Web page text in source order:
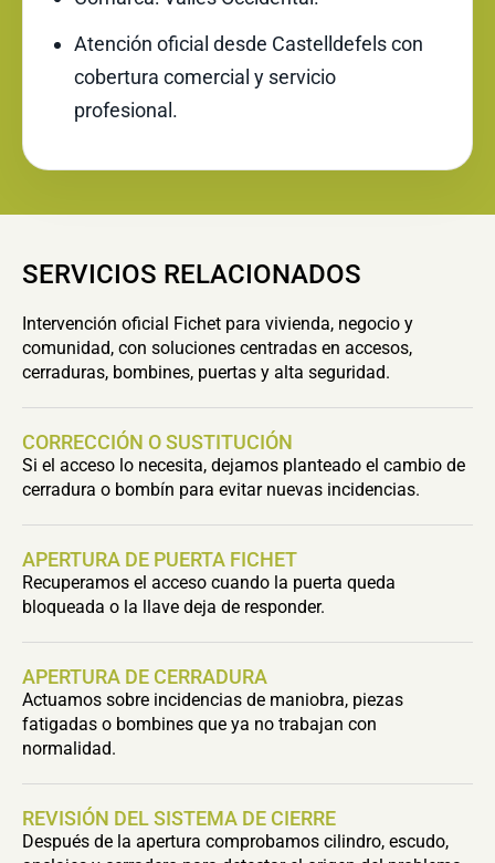
Atención oficial desde Castelldefels con
cobertura comercial y servicio
profesional.
SERVICIOS RELACIONADOS
Intervención oficial Fichet para vivienda, negocio y
comunidad, con soluciones centradas en accesos,
cerraduras, bombines, puertas y alta seguridad.
CORRECCIÓN O SUSTITUCIÓN
Si el acceso lo necesita, dejamos planteado el cambio de
cerradura o bombín para evitar nuevas incidencias.
APERTURA DE PUERTA FICHET
Recuperamos el acceso cuando la puerta queda
bloqueada o la llave deja de responder.
APERTURA DE CERRADURA
Actuamos sobre incidencias de maniobra, piezas
fatigadas o bombines que ya no trabajan con
normalidad.
REVISIÓN DEL SISTEMA DE CIERRE
Después de la apertura comprobamos cilindro, escudo,